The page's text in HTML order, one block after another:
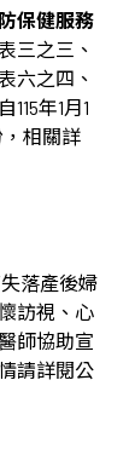
保健服務
三之三、
六之四、
115年1月1
相關詳
落產後婦
訪視、心
師協助宣
請詳閱公